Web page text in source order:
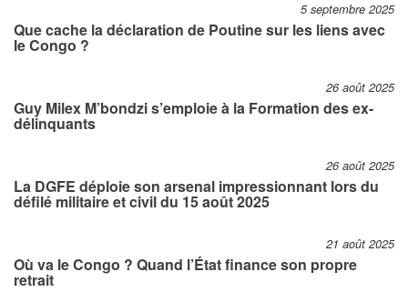
5 septembre 2025
Que cache la déclaration de Poutine sur les liens avec
le Congo ?
26 août 2025
Guy Milex M’bondzi s’emploie à la Formation des ex-
délinquants
26 août 2025
La DGFE déploie son arsenal impressionnant lors du
défilé militaire et civil du 15 août 2025
21 août 2025
Où va le Congo ? Quand l’État finance son propre
retrait